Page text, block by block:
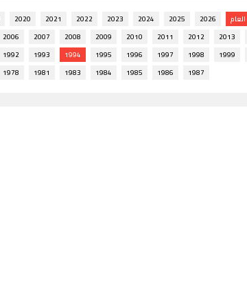
2026
2025
2024
2023
2022
2021
2020
2013
2012
2011
2010
2009
2008
2007
2006
1999
1998
1997
1996
1995
1994
1993
1992
1987
1986
1985
1984
1983
1981
1978